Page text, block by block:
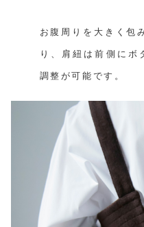
お腹周りを大きく包
り、肩紐は前側にボ
調整が可能です。